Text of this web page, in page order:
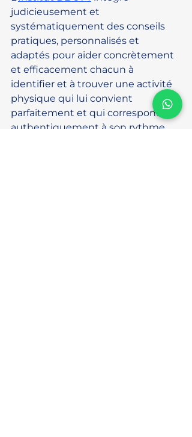
judicieusement et
systématiquement des conseils
pratiques, personnalisés et
adaptés pour aider concrètement
et efficacement chacun à
identifier et à trouver une activité
physique qui lui convient
parfaitement et qui correspond
authentiquement à son rythme